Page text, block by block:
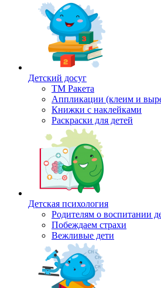
Детский досуг
ТМ Ракета
Аппликации (клеим и
Книжки с наклейками
Раскраски для детей
Детская психология
Родителям о воспитании
Побеждаем страхи
Вежливые дети